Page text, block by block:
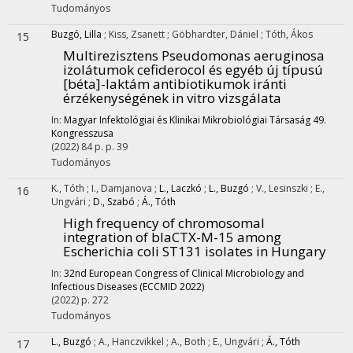
Tudományos
15 Buzgó, Lilla ; Kiss, Zsanett ; Göbhardter, Dániel ; Tóth, Ákos
Multirezisztens Pseudomonas aeruginosa
izolátumok cefiderocol és egyéb új típusú
[béta]-laktám antibiotikumok iránti
érzékenységének in vitro vizsgálata
In: Magyar Infektológiai és Klinikai Mikrobiológiai Társaság 49.
Kongresszusa
(2022) 84 p. p. 39
Tudományos
16 K., Tóth ; I., Damjanova ; L., Laczkó ; L., Buzgó ; V., Lesinszki ; E.,
Ungvári ; D., Szabó ; Á., Tóth
High frequency of chromosomal
integration of blaCTX-M-15 among
Escherichia coli ST131 isolates in Hungary
In: 32nd European Congress of Clinical Microbiology and
Infectious Diseases (ECCMID 2022)
(2022) p. 272
Tudományos
17 L., Buzgó ; A., Hanczvikkel ; A., Both ; E., Ungvári ; Á., Tóth